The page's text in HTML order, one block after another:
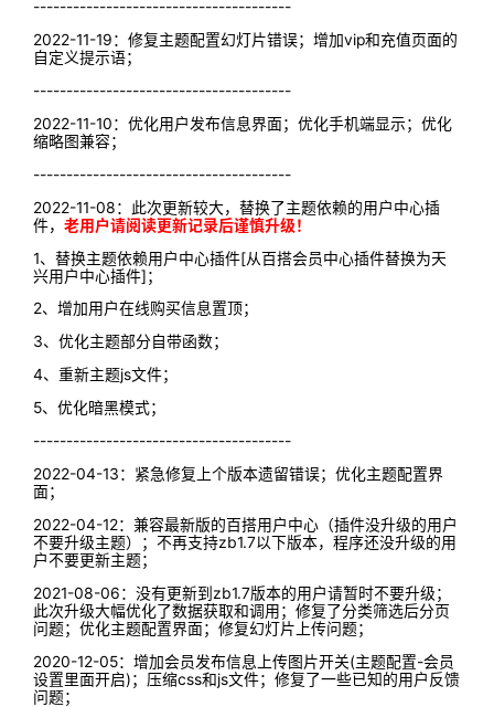
---------------------------------------
2022-11-19：修复主题配置幻灯片错误；增加vip和充值页面的
自定义提示语；
---------------------------------------
2022-11-10：优化用户发布信息界面；优化手机端显示；优化
缩略图兼容；
---------------------------------------
2022-11-08：此次更新较大，替换了主题依赖的用户中心插
件， 老用户请阅读更新记录后谨慎升级！
1、替换主题依赖用户中心插件[从百搭会员中心插件替换为天
兴用户中心插件]；
2、增加用户在线购买信息置顶；
3、优化主题部分自带函数；
4、重新主题js文件；
5、优化暗黑模式；
---------------------------------------
2022-04-13：紧急修复上个版本遗留错误；优化主题配置界
面；
2022-04-12：兼容最新版的百搭用户中心（插件没升级的用户
不要升级主题）；不再支持zb1.7以下版本，程序还没升级的用
户不要更新主题；
2021-08-06：没有更新到zb1.7版本的用户请暂时不要升级；
此次升级大幅优化了数据获取和调用；修复了分类筛选后分页
问题；优化主题配置界面；修复幻灯片上传问题；
2020-12-05：增加会员发布信息上传图片开关(主题配置-会员
设置里面开启)；压缩css和js文件；修复了一些已知的用户反馈
问题；